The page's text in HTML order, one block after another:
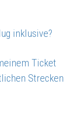
inklusive?
Ticket
Strecken